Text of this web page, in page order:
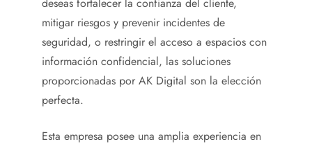
mitigar riesgos y prevenir incidentes de
seguridad, o restringir el acceso a espacios con
información confidencial, las soluciones
proporcionadas por AK Digital son la elección
perfecta.
Esta empresa posee una amplia experiencia en